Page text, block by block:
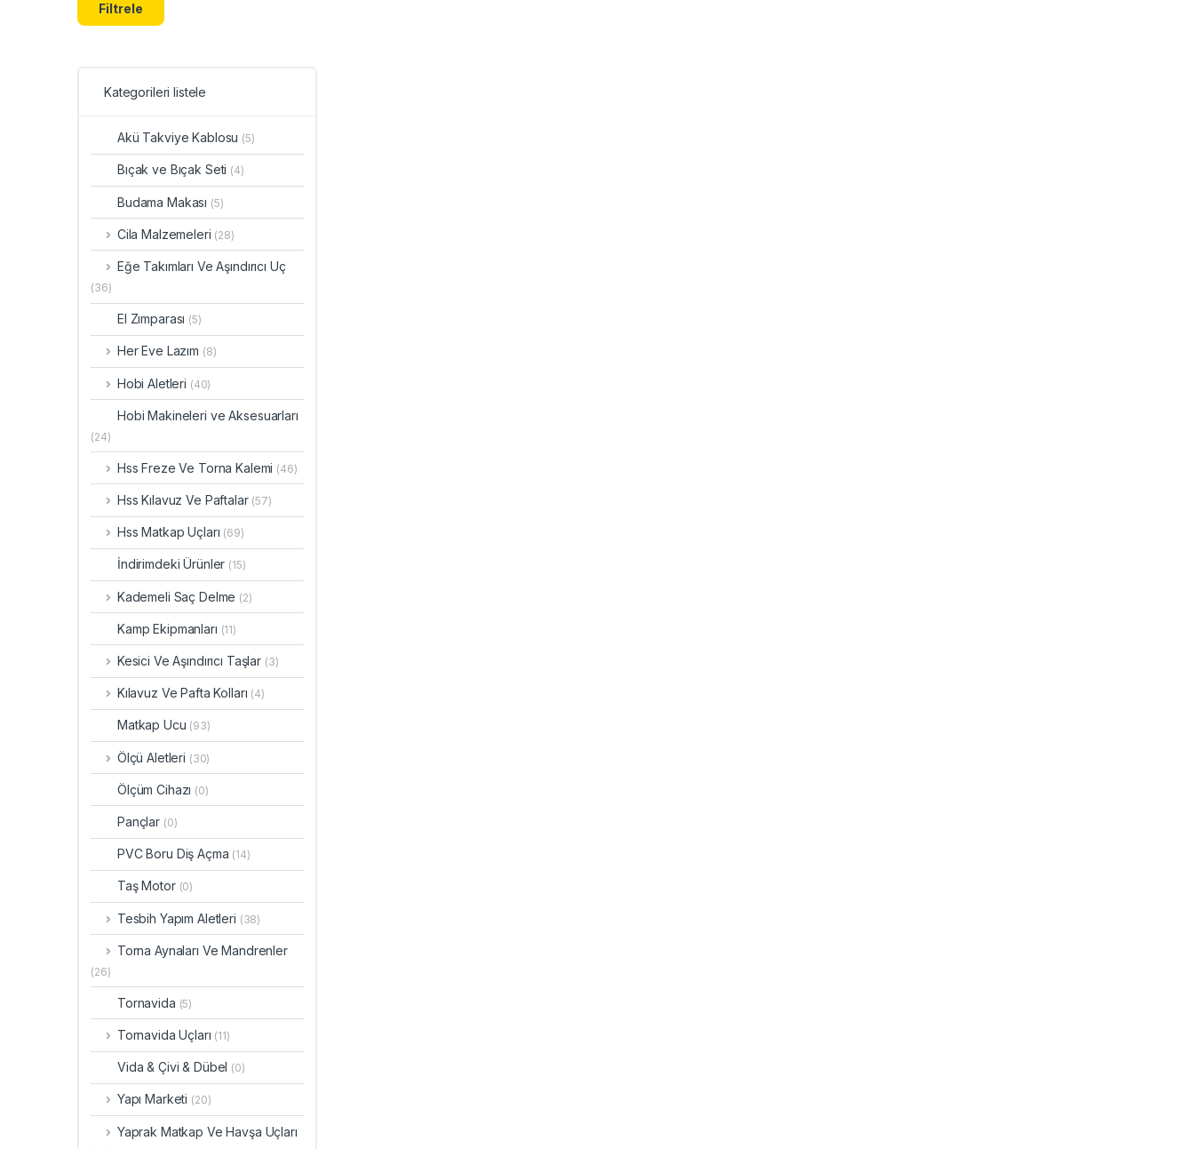
Filtrele
Kategorileri listele
Akü Takviye Kablosu (5)
Bıçak ve Bıçak Seti (4)
Budama Makası (5)
Cila Malzemeleri (28)
Eğe Takımları Ve Aşındırıcı Uç
(36)
El Zımparası (5)
Her Eve Lazım (8)
Hobi Aletleri (40)
Hobi Makineleri ve Aksesuarları
(24)
Hss Freze Ve Torna Kalemi (46)
Hss Kılavuz Ve Paftalar (57)
Hss Matkap Uçları (69)
İndirimdeki Ürünler (15)
Kademeli Saç Delme (2)
Kamp Ekipmanları (11)
Kesici Ve Aşındırıcı Taşlar (3)
Kılavuz Ve Pafta Kolları (4)
Matkap Ucu (93)
Ölçü Aletleri (30)
Ölçüm Cihazı (0)
Pançlar (0)
PVC Boru Diş Açma (14)
Taş Motor (0)
Tesbih Yapım Aletleri (38)
Torna Aynaları Ve Mandrenler
(26)
Tornavida (5)
Tornavida Uçları (11)
Vida & Çivi & Dübel (0)
Yapı Marketi (20)
Yaprak Matkap Ve Havşa Uçları